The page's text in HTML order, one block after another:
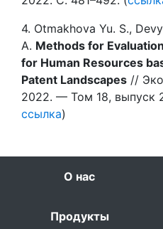
4. Otmakhova Yu. S.,
A. Methods for
for Human Resources
Patent Landscapes //
2022. — Том 18, выпуск
ссылка)
О нас
Продукты